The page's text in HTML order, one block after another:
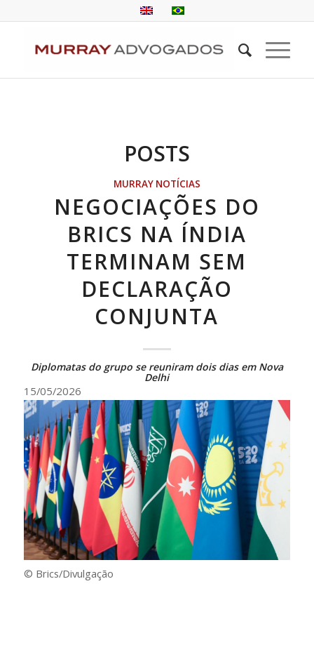
POSTS
MURRAY NOTÍCIAS
NEGOCIAÇÕES DO
BRICS NA ÍNDIA
TERMINAM SEM
DECLARAÇÃO
CONJUNTA
Diplomatas do grupo se reuniram dois dias em Nova
Delhi
15/05/2026
© Brics/Divulgação